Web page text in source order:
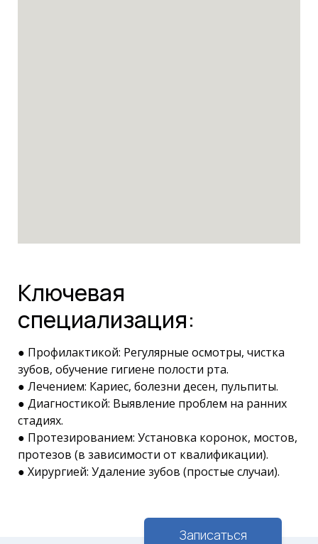
Записаться
Ключевая
специализация:
● Профилактикой: Регулярные осмотры, чистка
зубов, обучение гигиене полости рта.
● Лечением: Кариес, болезни десен, пульпиты.
● Диагностикой: Выявление проблем на ранних
стадиях.
● Протезированием: Установка коронок, мостов,
протезов (в зависимости от квалификации).
● Хирургией: Удаление зубов (простые случаи).